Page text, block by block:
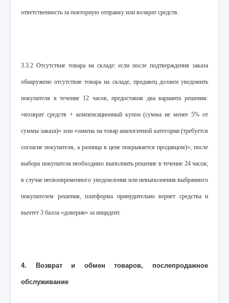
ответственность за повторную отправку или возврат средств.
3.3.2 Отсутствие товара на складе: если после подтверждения заказа
обнаружено отсутствие товара на складе, продавец должен уведомить
покупателя в течение 12 часов, предоставив два варианта решения:
«возврат средств + компенсационный купон (сумма не менее 5% от
суммы заказа)» или «замена на товар аналогичной категории (требуется
согласие покупателя, а разница в цене покрывается продавцом)»; после
выбора покупателя необходимо выполнить решение в течение 24 часов;
в случае несвоевременного уведомления или невыполнения выбранного
покупателем решения, платформа принудительно вернет средства и
вычтет 3 балла «доверия» за инцидент.
4. Возврат и обмен товаров, послепродажное
обслуживание